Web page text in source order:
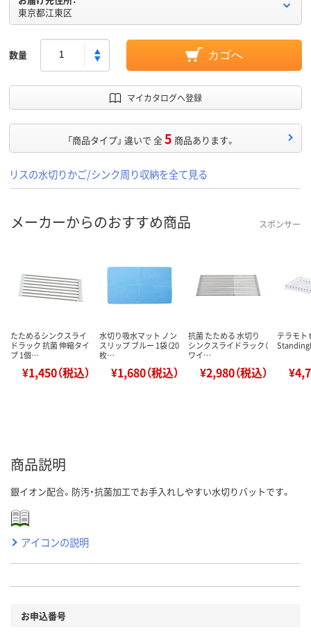
東京都江東区
数量 カゴへ
マイカタログへ登録
「商品タイプ」 違いで 全5 商品あります。
リスの水切りかご/シンク周り収納を全て見る
メーカーからのおすすめ商品 スポンサー
たためるシンクスライ
ドラック 抗菌 伸縮タイ
プ 1個…
¥1,450（税込）
水切り吸水マット ノン
スリップ ブルー 1袋（20
枚…
¥1,680（税込）
抗菌 たためる 水切り
シンクスライドラック（
ワイ…
¥2,980（税込）
テラモト
商品説明
銀イオン配合。防汚・抗菌加工でお手入れしやすい水切りバットです。
アイコンの説明
お申込番号